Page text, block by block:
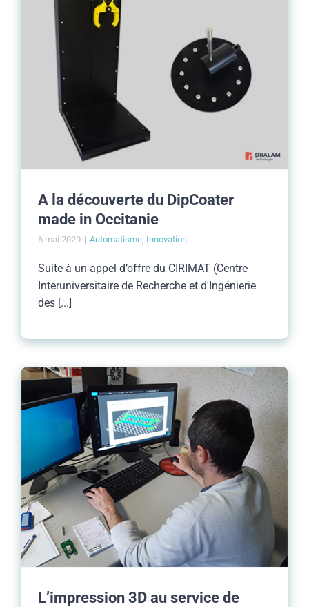
A la découverte du DipCoater
made in Occitanie
6 mai 2020 | Automatisme, Innovation
Suite à un appel d’offre du CIRIMAT (Centre
Interuniversitaire de Recherche et d'Ingénierie
des [...]
L’impression 3D au service de